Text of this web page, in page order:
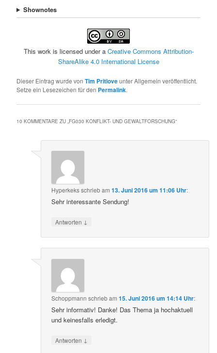
Shownotes
This work is licensed under a Creative Commons Attribution-
ShareAlike 4.0 International License
Dieser Eintrag wurde vonTim Pritloveunter Allgemein veröffentlicht.
Setze ein Lesezeichen für den Permalink.
10 KOMMENTARE ZU „FG030 KONFLIKT- UND GEWALTFORSCHUNG“
Hyperkeksschriebam13. Juni 2016 um 11:06 Uhr:
Sehr interessante Sendung!
Antworten ↓
Schoppmann schriebam15. Juni 2016 um 14:14 Uhr:
Sehr informativ! Danke! Das Thema ja hochaktuell
und keinesfalls erledigt.
Antworten ↓